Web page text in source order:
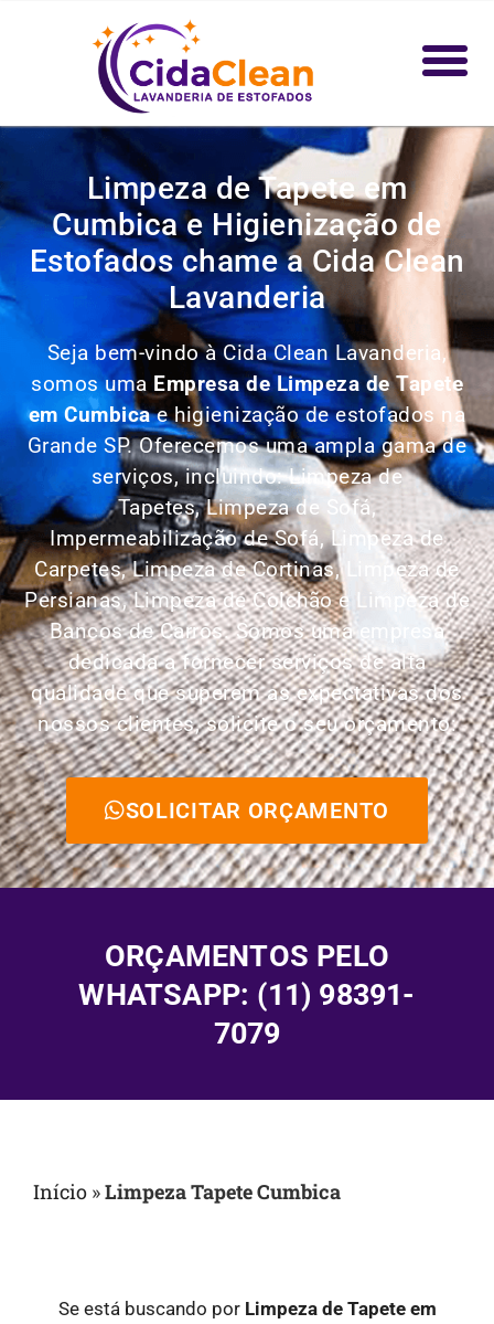
Limpeza de Tapete em
Cumbica e Higienização de
Estofados chame a Cida Clean
Lavanderia
Seja bem-vindo à Cida Clean Lavanderia,
somos uma Empresa de Limpeza de Tapete
em Cumbicae higienização de estofados na
Grande SP. Oferecemos uma ampla gama de
serviços, incluindo: Limpeza de
Tapetes,Limpeza de Sofá,
Impermeabilização de Sofá, Limpeza de
Carpetes, Limpeza de Cortinas, Limpeza de
Persianas, Limpeza de Colchão e Limpeza de
Bancos de Carros.Somos uma empresa
dedicada a fornecer serviços de alta
qualidade que superem as expectativas dos
nossos clientes, solicite o seu orçamento:
SOLICITAR ORÇAMENTO
ORÇAMENTOS PELO
WHATSAPP: (11) 98391-
7079
Início »Limpeza Tapete Cumbica
Se está buscando por Limpeza de Tapete em